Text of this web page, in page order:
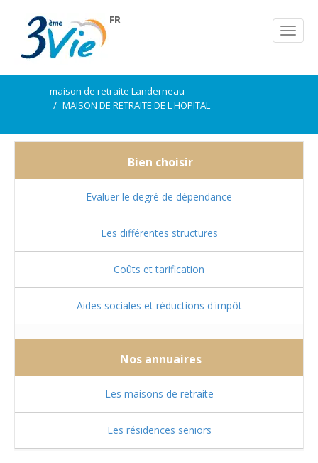
FR
maison de retraite Landerneau
MAISON DE RETRAITE DE L HOPITAL
Bien choisir
Evaluer le degré de dépendance
Les différentes structures
Coûts et tarification
Aides sociales et réductions d'impôt
Nos annuaires
Les maisons de retraite
Les résidences seniors